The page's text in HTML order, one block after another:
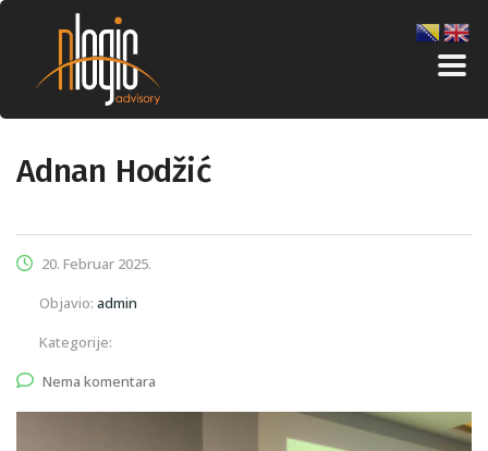
Adnan Hodžić
20. Februar 2025.
Objavio: admin
Kategorije:
Nema komentara